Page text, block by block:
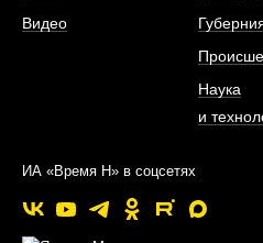
Видео
Наука
и
ИА «Время Н» в соцсетях